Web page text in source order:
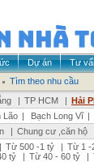
Dự án Tư
Tìm theo nhu cầu
| TP HCM | Hải
Lão | Bạch Long Vĩ |
| Chung cư ,căn hộ
| Từ 500 -1 tỷ | Từ 1 -
tỷ | Từ 40 - 60 tỷ |